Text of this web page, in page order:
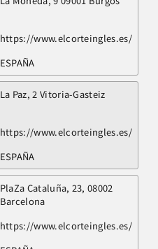
https://www.elcorteingles.es/
ESPAÑA
La Paz, 2 Vitoria-Gasteiz
https://www.elcorteingles.es/
ESPAÑA
PlaZa Cataluña, 23, 08002
Barcelona
https://www.elcorteingles.es/